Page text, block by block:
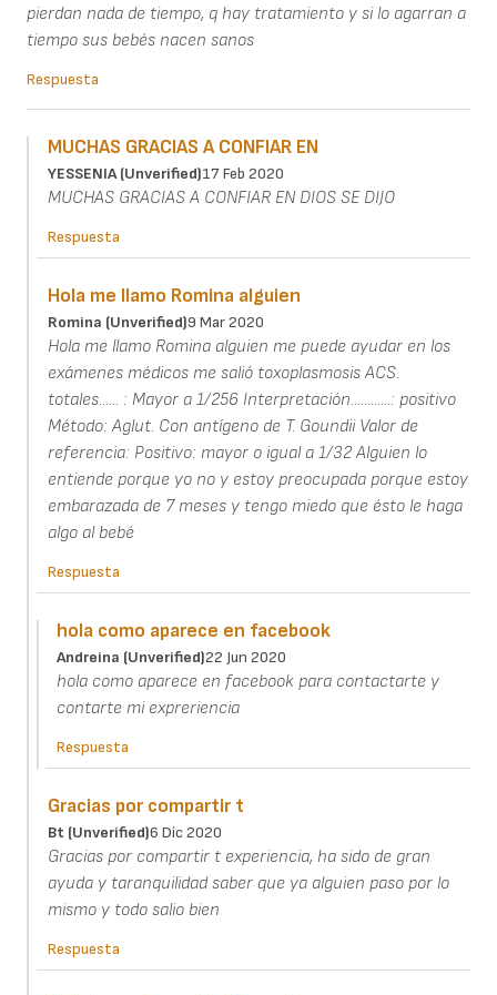
pierdan nada de tiempo, q hay tratamiento y si lo agarran a
tiempo sus bebés nacen sanos
Respuesta
MUCHAS GRACIAS A CONFIAR EN
YESSENIA (unverified)17 Feb 2020
MUCHAS GRACIAS A CONFIAR EN DIOS SE DIJO
Respuesta
Hola me llamo Romina alguien
Romina (unverified)9 Mar 2020
Hola me llamo Romina alguien me puede ayudar en los
exámenes médicos me salió toxoplasmosis ACS.
totales...... : Mayor a 1/256 Interpretación............: positivo
Método: Aglut. Con antígeno de T. Goundii Valor de
referencia: Positivo: mayor o igual a 1/32 Alguien lo
entiende porque yo no y estoy preocupada porque estoy
embarazada de 7 meses y tengo miedo que ésto le haga
algo al bebé
Respuesta
hola como aparece en facebook
Andreina (unverified)22 Jun 2020
hola como aparece en facebook para contactarte y
contarte mi expreriencia
Respuesta
Gracias por compartir t
Bt (unverified)6 Dic 2020
Gracias por compartir t experiencia, ha sido de gran
ayuda y taranquilidad saber que ya alguien paso por lo
mismo y todo salio bien
Respuesta